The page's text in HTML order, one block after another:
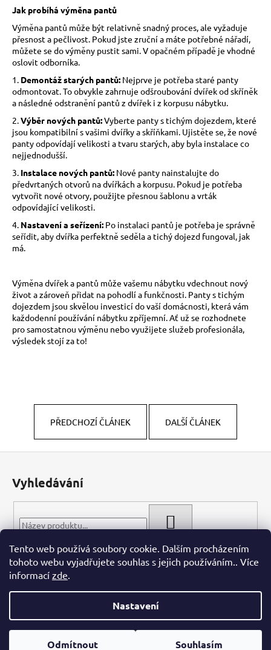
Tento web používá soubory cookie. Dalším procházením
tohoto webu vyjadřujete souhlas s jejich používáním.. Více
informací zde.
Nastavení
Odmítnout Souhlasím
Jak probíhá výměna pantů
Výměna pantů může být relativně snadný proces, ale vyžaduje
přesnost a pečlivost. Pokud jste zruční a máte potřebné nářadí,
můžete se do výměny pustit sami. V opačném případě je vhodné
oslovit odborníka.
1. Demontáž starých pantů: Nejprve je potřeba staré panty
odmontovat. To obvykle zahrnuje odšroubování dvířek od skříněk
a následné odstranění pantů z dvířek i z korpusu nábytku.
2. Výběr nových pantů:Vyberte panty s tichým dojezdem, které
jsou kompatibilní s vašimi dvířky a skříňkami. Ujistěte se, že nové
panty odpovídají velikosti a tvaru starých, aby byla instalace co
nejjednodušší.
3. Instalace nových pantů: Nové panty nainstalujte do
předvrtaných otvorů na dvířkách a korpusu. Pokud je potřeba
vytvořit nové otvory, použijte přesnou šablonu a vrták
odpovídající velikosti.
4. Nastavení a seřízení: Po instalaci pantů je potřeba je správně
seřídit, aby dvířka perfektně seděla a tichý dojezd fungoval, jak
má.
Výměna dvířek a pantů může vašemu nábytku vdechnout nový
život a zároveň přidat na pohodlí a funkčnosti. Panty s tichým
dojezdem jsou skvělou investicí do vaší domácnosti, která vám
každodenní používání nábytku zpříjemní. Ať už se rozhodnete
pro samostatnou výměnu nebo využijete služeb profesionála,
výsledek stojí za to!
PŘEDCHOZÍ ČLÁNEK DALŠÍ ČLÁNEK
D
o
p
o
r
u
č
u
j
e
m
e
t
í
Vyhledávání
Copyright 2026WIECH.CZ . Všechna práva vyhrazena.